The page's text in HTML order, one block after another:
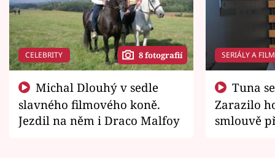
CELEBRITY 8 fotografií
slavného filmového koně.
Jezdil na něm i Draco Malfoy
SERIÁLY A
Zarazilo
smlouvě